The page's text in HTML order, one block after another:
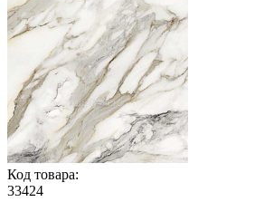
Код товара:
33424